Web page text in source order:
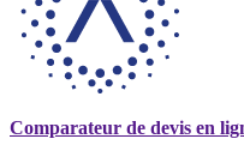
Comparateur de devis en